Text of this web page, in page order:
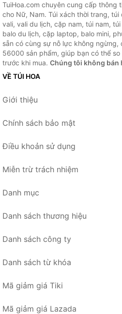
TuiHoa.com chuyên cung cấp thông
cho Nữ, Nam. Túi xách thời trang,
vali, vali du lịch, cặp nam, túi nam,
balo du lịch, cặp laptop, balo mini,
sẵn có cùng sự nỗ lực không ngừng,
56000 sản phẩm, giúp bạn có thể
trước khi mua. Chúng tôi không bán
VỀ TÚI HOA
Giới thiệu
Chính sách bảo mật
Điều khoản sử dụng
Miễn trừ trách nhiệm
Danh mục
Danh sách thương hiệu
Danh sách công ty
Danh sách từ khóa
Mã giảm giá Tiki
Mã giảm giá Lazada